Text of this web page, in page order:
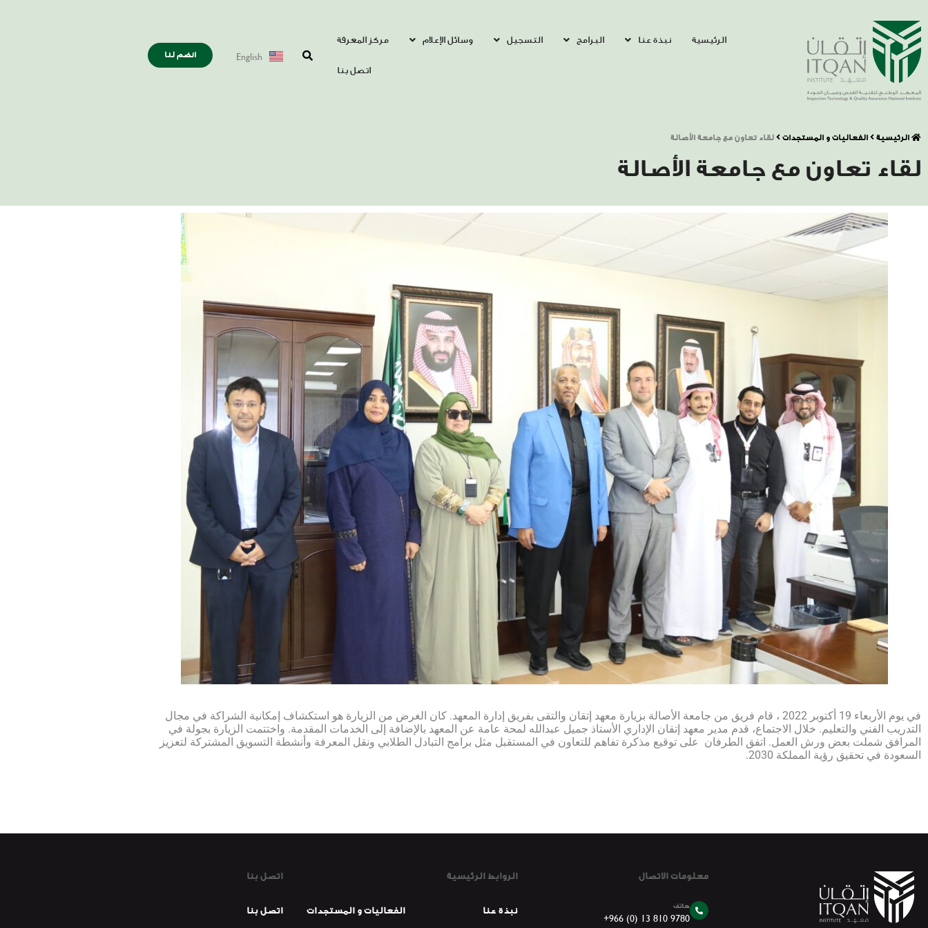
الرئيسية نبذة عنا البرامج التسجيل وسائل الإعلام مركز المعرفة
اتصل بنا
English انضم لنا
الرئيسية الفعاليات و المستجدات لقاء تعاون مع جامعة الأصالة
لقاء تعاون مع جامعة الأصالة
في يوم الأربعاء 19 أكتوبر 2022 ، قام فريق من جامعة الأصالة بزيارة معهد إتقان والتقى بفريق إدارة المعهد. كان الغرض من الزيارة هو استكشاف إمكانية الشراكة في مجال
التدريب الفني والتعليم. خلال الاجتماع، قدم مدير معهد إتقان الإداري الأستاذ جميل عبدالله لمحة عامة عن المعهد بالإضافة إلى الخدمات المقدمة. واختتمت الزيارة بجولة في
المرافق شملت بعض ورش العمل. اتفق الطرفان على توقيع مذكرة تفاهم للتعاون في المستقبل مثل برامج التبادل الطلابي ونقل المعرفة وأنشطة التسويق المشتركة لتعزيز
السعودة في تحقيق رؤية المملكة 2030.
معلومات الاتصال
هاتف
+966 (0) 13 810 9780
الروابط الرئيسية
نبذة عنا الفعاليات و المستجدات
اتصل بنا
اتصل بنا